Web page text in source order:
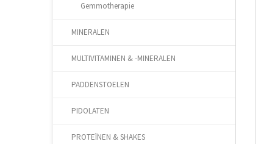
Gemmotherapie
MINERALEN
MULTIVITAMINEN & -MINERALEN
PADDENSTOELEN
PIDOLATEN
PROTEÏNEN & SHAKES